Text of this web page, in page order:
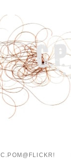
C.POM@FLICKR!